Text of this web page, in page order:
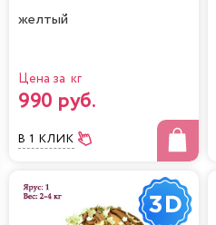
желтый
Цена за кг
990 руб.
В 1 КЛИК